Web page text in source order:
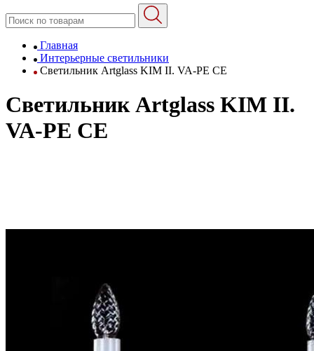
Главная
Интерьерные светильники
Светильник Artglass KIM II. VA-PE CE
Светильник Artglass KIM II.
VA-PE CE